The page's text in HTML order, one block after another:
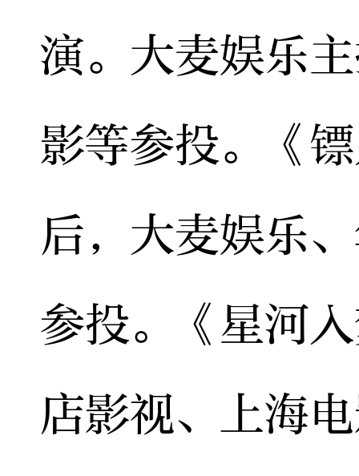
演。大麦娱乐
影等参投。《
后，大麦娱乐
参投。《星河
店影视、上海